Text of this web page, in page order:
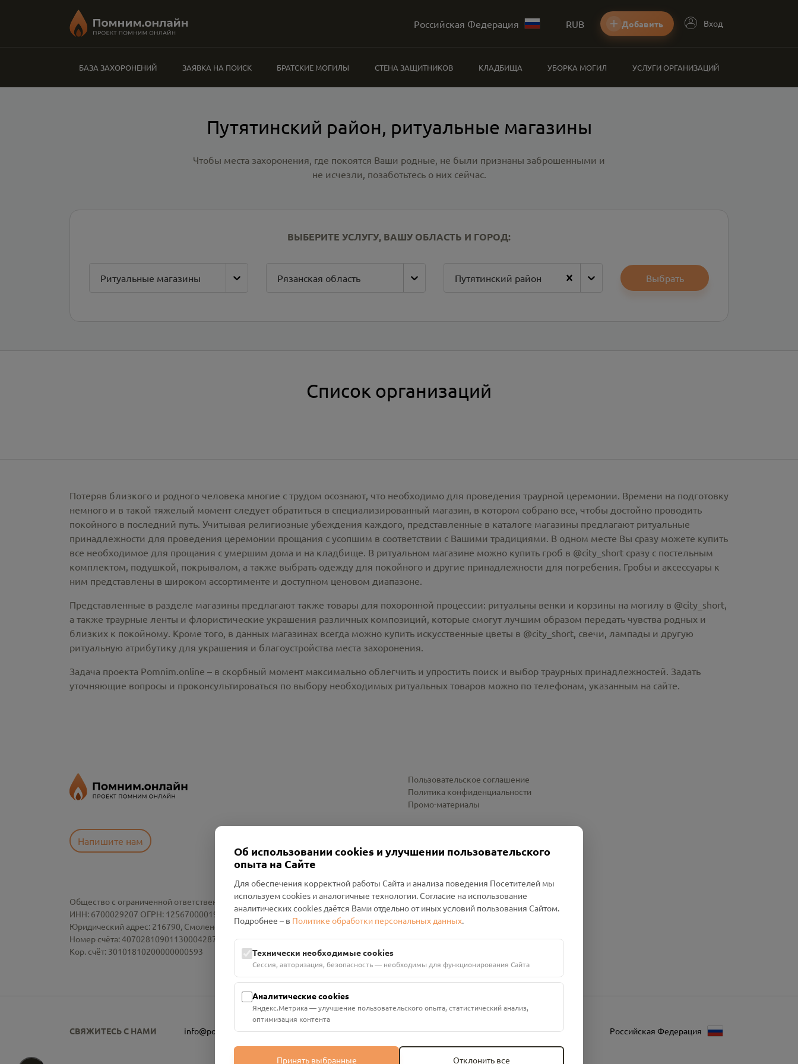
Российская Федерация RUB Добавить Вход
БАЗА ЗАХОРОНЕНИЙ ЗАЯВКА НА ПОИСК БРАТСКИЕ МОГИЛЫ СТЕНА ЗАЩИТНИКОВ КЛАДБИЩА УБОРКА МОГИЛ УСЛУГИ ОРГАНИЗАЦИЙ
Путятинский район, ритуальные магазины
Чтобы места захоронения, где покоятся Ваши родные, не были признаны заброшенными и
не исчезли, позаботьтесь о них сейчас.
ВЫБЕРИТЕ УСЛУГУ, ВАШУ ОБЛАСТЬ И ГОРОД:
Ритуальные магазины Рязанская область Путятинский район Выбрать
Список организаций
Потеряв близкого и родного человека многие с трудом осознают, что необходимо для проведения траурной церемонии. Времени на подготовку
немного и в такой тяжелый момент следует обратиться в специализированный магазин, в котором собрано все, чтобы достойно проводить
покойного в последний путь. Учитывая религиозные убеждения каждого, представленные в каталоге магазины предлагают ритуальные
принадлежности для проведения церемонии прощания с усопшим в соответствии с Вашими традициями. В одном месте Вы сразу можете купить
все необходимое для прощания с умершим дома и на кладбище. В ритуальном магазине можно купить гроб в @city_short сразу с постельным
комплектом, подушкой, покрывалом, а также выбрать одежду для покойного и другие принадлежности для погребения. Гробы и аксессуары к
ним представлены в широком ассортименте и доступном ценовом диапазоне.
Представленные в разделе магазины предлагают также товары для похоронной процессии: ритуальны венки и корзины на могилу в @city_short,
а также траурные ленты и флористические украшения различных композиций, которые смогут лучшим образом передать чувства родных и
близких к покойному. Кроме того, в данных магазинах всегда можно купить искусственные цветы в @city_short, свечи, лампады и другую
ритуальную атрибутику для украшения и благоустройства места захоронения.
Задача проекта Pomnim.online – в скорбный момент максимально облегчить и упростить поиск и выбор траурных принадлежностей. Задать
уточняющие вопросы и проконсультироваться по выбору необходимых ритуальных товаров можно по телефонам, указанным на сайте.
Напишите нам
Пользовательское соглашение
Политика конфиденциальности
Промо-материалы
Общество с ограниченной ответственностью «Смоленский Проект Помним»
ИНН: 6700029207 ОГРН: 1256700001986
Юридический адрес: 216790, Смоленская область, р-н Руднянский, г. Рудня, улица Западная, д. 26А, пом. 18
Номер счёта: 40702810901130004287 в АО "АЛЬФА-БАНК"
Кор. счёт: 30101810200000000593
СВЯЖИТЕСЬ С НАМИ info@pomnim.online Российская Федерация
Об использовании cookies и улучшении пользовательского
опыта на Сайте
Для обеспечения корректной работы Сайта и анализа поведения Посетителей мы
используем cookies и аналогичные технологии. Согласие на использование
аналитических cookies даётся Вами отдельно от иных условий пользования Сайтом.
Подробнее – в Политике обработки персональных данных.
Технически необходимые cookies
Сессия, авторизация, безопасность — необходимы для функционирования Сайта
Аналитические cookies
Яндекс.Метрика — улучшение пользовательского опыта, статистический анализ,
оптимизация контента
Принять выбранные Отклонить все